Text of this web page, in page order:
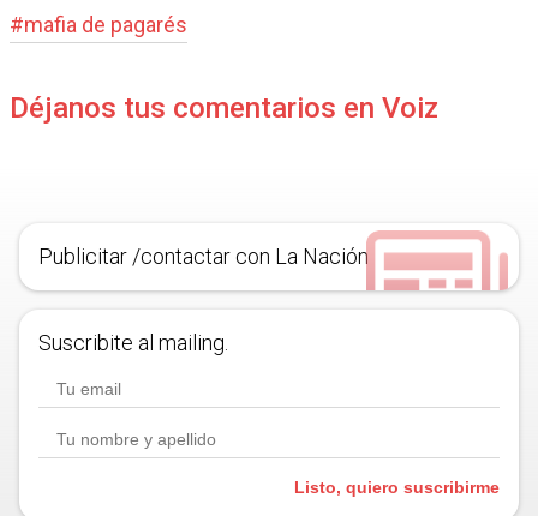
#mafia de pagarés
Déjanos tus comentarios en Voiz
Publicitar /contactar con La Nación
Suscribite al mailing.
Listo, quiero suscribirme